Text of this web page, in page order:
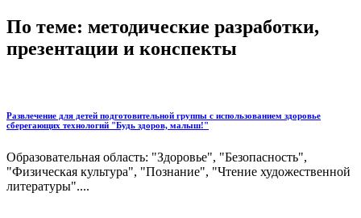
По теме: методические разработки,
презентации и конспекты
Развлечение для детей подготовительной группы с использованием здоровье
сберегающих технологий "Будь здоров, малыш!"
Образовательная область: "Здоровье", "Безопасность",
"Физическая культура", "Познание", "Чтение художественной
литературы"....